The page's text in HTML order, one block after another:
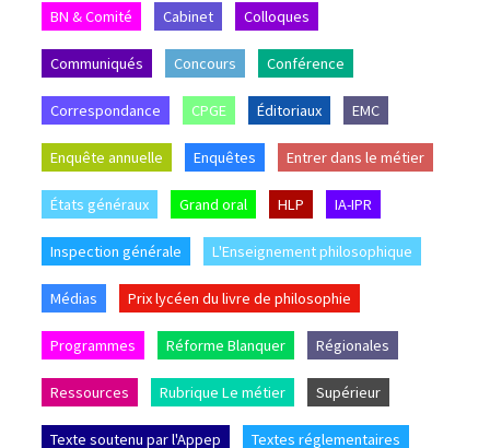
BN & Comité Cabinet Colloques
Communiqués Concours Conférence
Correspondance CPGE Éditoriaux EMC
Enquête annuelle Enquêtes Entrer dans le métier
États généraux Grand oral HLP IA-IPR
Inspection générale L'Enseignement philosophique
Médias Prix lycéen du livre de philosophie
Programmes Réforme Blanquer Régionales
Ressources Rubrique Le métier Supérieur
Texte soutenu par l'Appep Textes réglementaires